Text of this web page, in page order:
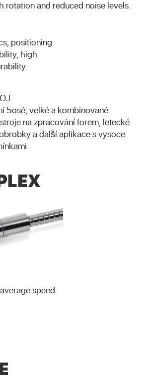
rotation and reduced noise levels.
positioning
high
5osé, velké a kombinované
na zpracování forem, letecké
a další aplikace s vysoce
speed.